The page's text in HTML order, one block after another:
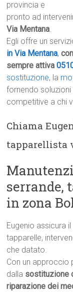
provincia e
pronto ad
Via Mentana.
Egli offre un
in Via Mentana,
sempre attiva
sostituzione, la
fornendo
competitive a chi
Chiama
tapparellista
serrande,
in zona
Eugenio assicura
tapparelle,
che datato.
Con un approccio
dalla sostituzione
riparazione dei